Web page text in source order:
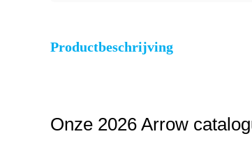
Productbeschrijving
Onze 2026 Arrow